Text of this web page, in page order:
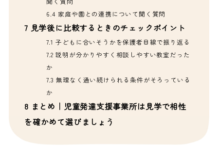
6.4 家庭や園との連携について聞く質問
7 見学後に比較するときのチェックポイント
7.1 子どもに合いそうかを保護者目線で振り返る
7.2 説明が分かりやすく相談しやすい教室だった
か
7.3 無理なく通い続けられる条件がそろっている
か
8 まとめ｜児童発達支援事業所は見学で相性
を確かめて選びましょう